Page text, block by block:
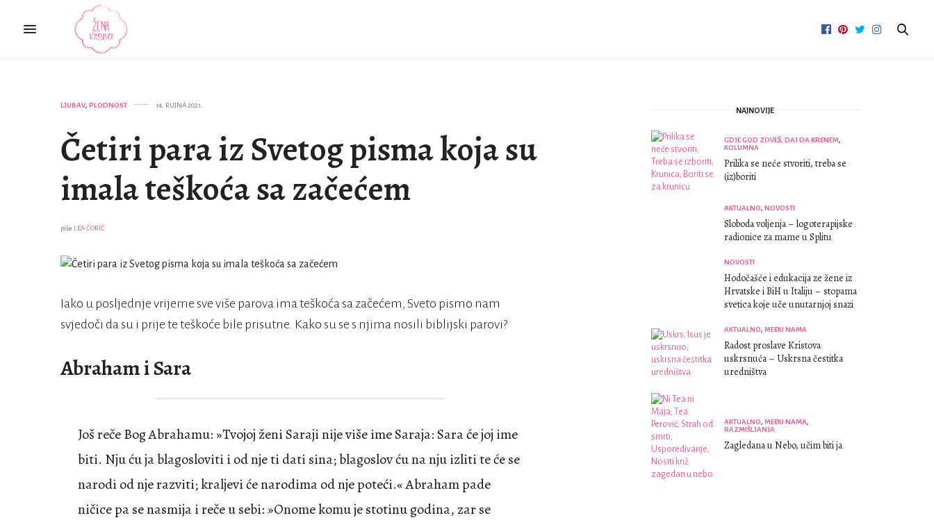
LJUBAV, PLODNOST 14. RUJNA 2021.
Četiri para iz Svetog pisma koja su
imala teškoća sa začećem
piše LEA ČORIĆ
Iako u posljednje vrijeme sve više parova ima teškoća sa začećem, Sveto pismo nam
svjedoči da su i prije te teškoće bile prisutne. Kako su se s njima nosili biblijski parovi?
Abraham i Sara
Još reče Bog Abrahamu: »Tvojoj ženi Saraji nije više ime Saraja: Sara će joj ime
biti. Nju ću ja blagosloviti i od nje ti dati sina; blagoslov ću na nju izliti te će se
narodi od nje razviti; kraljevi će narodima od nje poteći.« Abraham pade
ničice pa se nasmija i reče u sebi: »Onome komu je stotinu godina, zar se
NAJNOVIJE
GDJE GOD ZOVEŠ, DAJ DA KRENEM,
KOLUMNA
Prilika se neće stvoriti, treba se
(iz)boriti
AKTUALNO, NOVOSTI
Sloboda voljenja – logoterapijske
radionice za mame u Splitu
NOVOSTI
Hodočašće i edukacija ze žene iz
Hrvatske i BiH u Italiju – stopama
svetica koje uče unutarnjoj snazi
AKTUALNO, MEĐU NAMA
Radost proslave Kristova
uskrsnuća – Uskrsna čestitka
uredništva
AKTUALNO, MEĐU NAMA,
RAZMIŠLJANJA
Zagledana u Nebo, učim biti ja